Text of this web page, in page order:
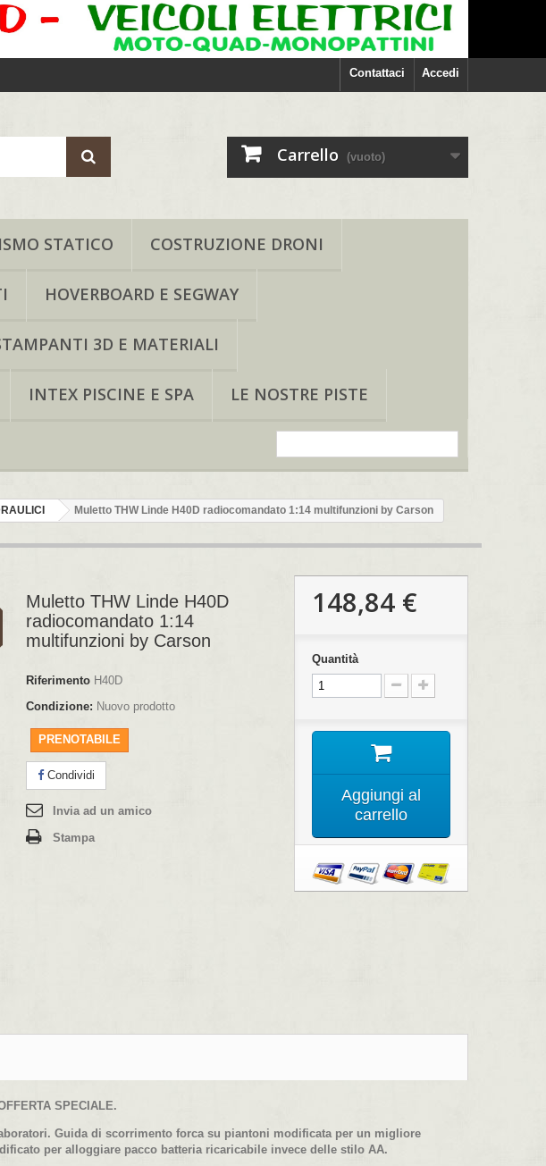
Accedi
Contattaci
Carrello (vuoto)
STATICO COSTRUZIONE DRONI
HOVERBOARD E SEGWAY
3D E MATERIALI
INTEX PISCINE E SPA LE NOSTRE PISTE
Muletto THW Linde H40D radiocomandato 1:14 multifunzioni by Carson
Muletto THW Linde H40D
radiocomandato 1:14
multifunzioni by Carson
Riferimento H40D
Condizione: Nuovo prodotto
PRENOTABILE
Condividi
Invia ad un amico
Stampa
148,84 €
Quantità
Aggiungi al
carrello
SPECIALE.
Guida di scorrimento forca su piantoni modificata per un migliore
per alloggiare pacco batteria ricaricabile invece delle stilo AA.